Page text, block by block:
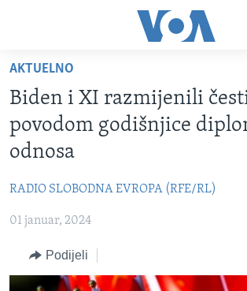
glavni
sadržaj
na
glavnu
Idi
na
pretragu
TV PROGRAM
FOTOGRAFIJE DANA
SJEDINJENE AMERIČKE DRŽAVE
BOSNA I HERCEGOVINA
SVIJET
NAUKA I TEHNOLOGIJA
SPECIJALNI PROJEKTI
KORUPCIJA
SLOBODA MEDIJA
AKTUELNO
Biden i XI razmijenili
povodom godišnjice
odnosa
RADIO SLOBODNA EVROPA (RFE/RL)
01 januar, 2024
Podijeli